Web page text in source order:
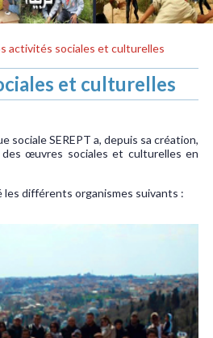
activités sociales et culturelles
et culturelles
sociale SEREPT a, depuis sa création,
œuvres sociales et culturelles en
les différents organismes suivants :